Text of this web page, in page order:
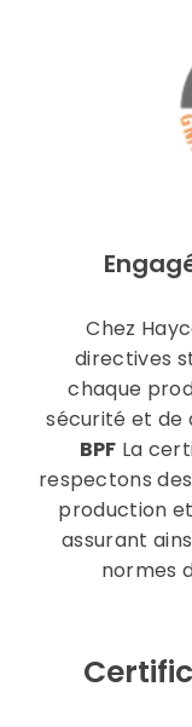
Chez
directives
chaque
sécurité et de
BPF La
respectons
production
assurant
normes